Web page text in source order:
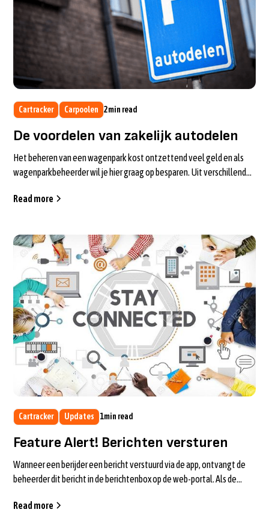
Cartracker Carpoolen 2min read
De voordelen van zakelijk autodelen
Het beheren van een wagenpark kost ontzettend veel geld en als
wagenparkbeheerder wil je hier graag op besparen. Uit verschillende
Read more
Cartracker Updates 1min read
Feature Alert! Berichten versturen
Wanneer een berijder een bericht verstuurd via de app, ontvangt de
beheerder dit bericht in de berichtenbox op de web-portal. Als de
Read more